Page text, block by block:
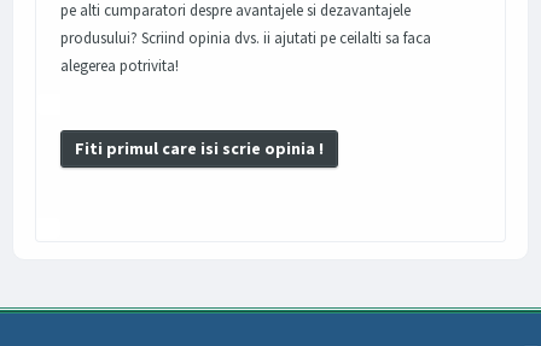
pe alti cumparatori despre avantajele si dezavantajele
produsului? Scriind opinia dvs. ii ajutati pe ceilalti sa faca
alegerea potrivita!
Fiti primul care isi scrie opinia !